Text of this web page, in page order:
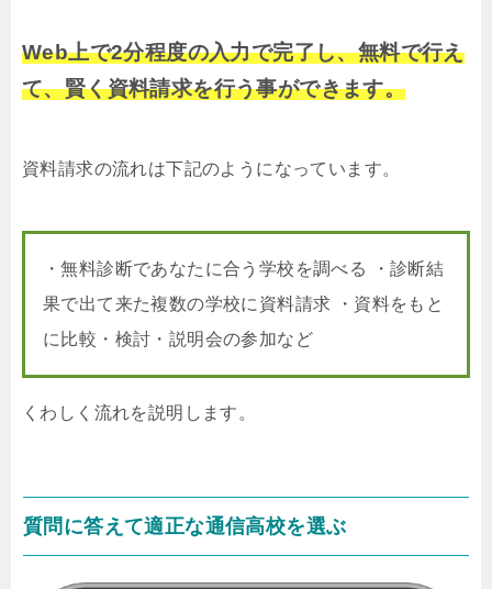
Web上で2分程度の入力で完了し、無料で行え
て、賢く資料請求を行う事ができます。
資料請求の流れは下記のようになっています。
・無料診断であなたに合う学校を調べる ・診断結
果で出て来た複数の学校に資料請求 ・資料をもと
に比較・検討・説明会の参加など
くわしく流れを説明します。
質問に答えて適正な通信高校を選ぶ